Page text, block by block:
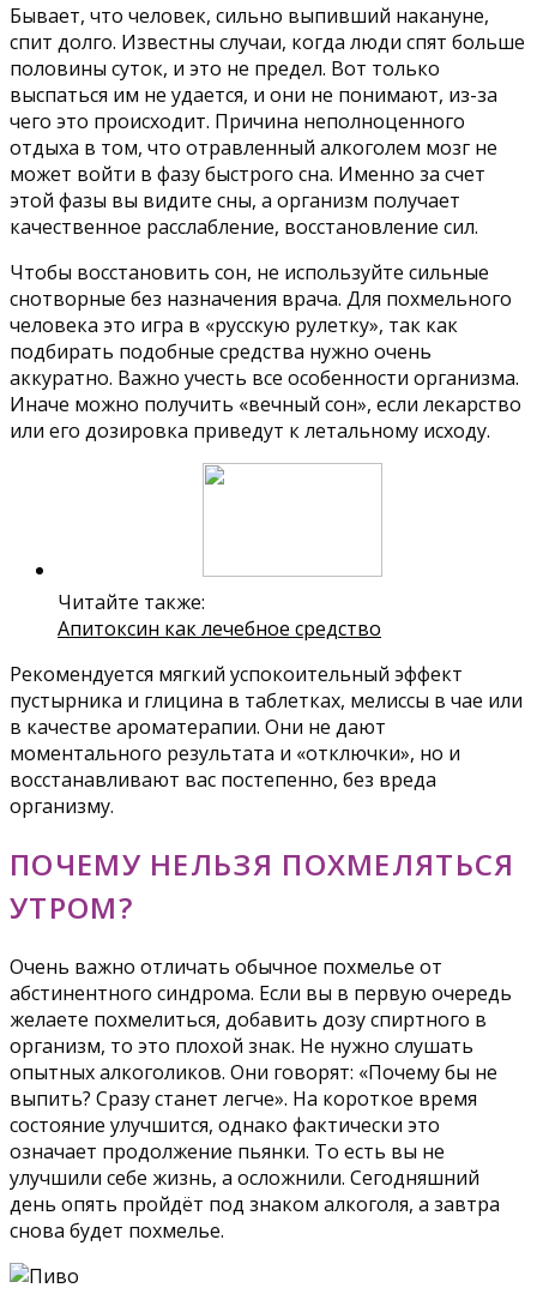
Бывает, что человек, сильно выпивший накануне,
спит долго. Известны случаи, когда люди спят больше
половины суток, и это не предел. Вот только
выспаться им не удается, и они не понимают, из-за
чего это происходит. Причина неполноценного
отдыха в том, что отравленный алкоголем мозг не
может войти в фазу быстрого сна. Именно за счет
этой фазы вы видите сны, а организм получает
качественное расслабление, восстановление сил.
Чтобы восстановить сон, не используйте сильные
снотворные без назначения врача. Для похмельного
человека это игра в «русскую рулетку», так как
подбирать подобные средства нужно очень
аккуратно. Важно учесть все особенности организма.
Иначе можно получить «вечный сон», если лекарство
или его дозировка приведут к летальному исходу.
Читайте также:
Апитоксин как лечебное средство
Рекомендуется мягкий успокоительный эффект
пустырника и глицина в таблетках, мелиссы в чае или
в качестве ароматерапии. Они не дают
моментального результата и «отключки», но и
восстанавливают вас постепенно, без вреда
организму.
ПОЧЕМУ НЕЛЬЗЯ ПОХМЕЛЯТЬСЯ
УТРОМ?
Очень важно отличать обычное похмелье от
абстинентного синдрома. Если вы в первую очередь
желаете похмелиться, добавить дозу спиртного в
организм, то это плохой знак. Не нужно слушать
опытных алкоголиков. Они говорят: «Почему бы не
выпить? Сразу станет легче». На короткое время
состояние улучшится, однако фактически это
означает продолжение пьянки. То есть вы не
улучшили себе жизнь, а осложнили. Сегодняшний
день опять пройдёт под знаком алкоголя, а завтра
снова будет похмелье.